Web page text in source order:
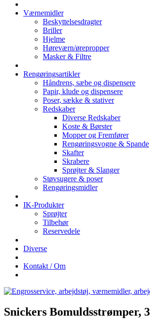
Værnemidler
Beskyttelsesdragter
Briller
Hjelme
Høreværn/ørepropper
Masker & Filtre
Rengøringsartikler
Håndrens, sæbe og dispensere
Papir, klude og dispensere
Poser, sække & stativer
Redskaber
Diverse Redskaber
Koste & Børster
Mopper og Fremfører
Rengøringsvogne & Spande
Skafter
Skrabere
Sprøjter & Slanger
Støvsugere & poser
Rengøringsmidler
IK-Produkter
Sprøjter
Tilbehør
Reservedele
Diverse
Kontakt / Om
Snickers Bomuldsstrømper,